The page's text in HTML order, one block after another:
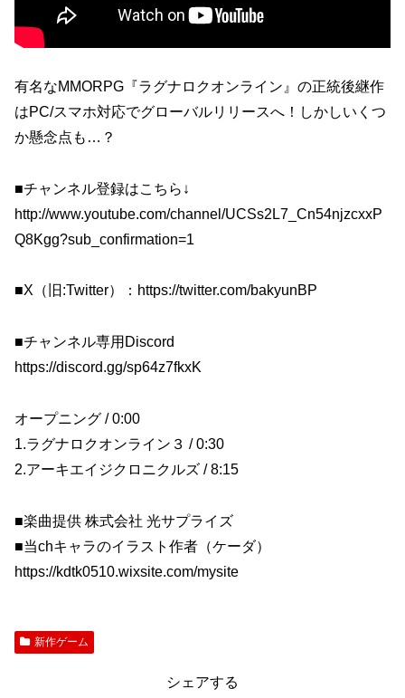
有名なMMORPG『ラグナロクオンライン』の正統後継作
はPC/スマホ対応でグローバルリリースへ！しかしいくつ
か懸念点も…？
■チャンネル登録はこちら↓
http://www.youtube.com/channel/UCSs2L7_Cn54njzcxxP
Q8Kgg?sub_confirmation=1
■X（旧:Twitter）：https://twitter.com/bakyunBP
■チャンネル専用Discord
https://discord.gg/sp64z7fkxK
オープニング / 0:00
1.ラグナロクオンライン３ / 0:30
2.アーキエイジクロニクルズ / 8:15
■楽曲提供 株式会社 光サプライズ
■当chキャラのイラスト作者（ケーダ）
https://kdtk0510.wixsite.com/mysite
新作ゲーム
シェアする